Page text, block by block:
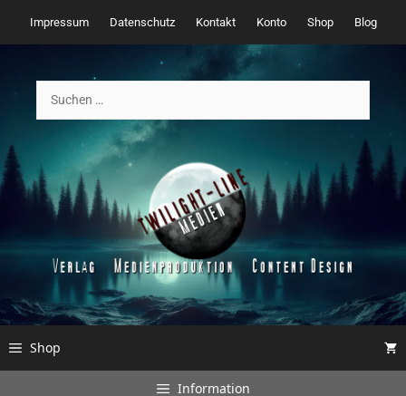
Inhalt
springen
Impressum Datenschutz Kontakt Konto Shop Blog
nach:
Shop
Information